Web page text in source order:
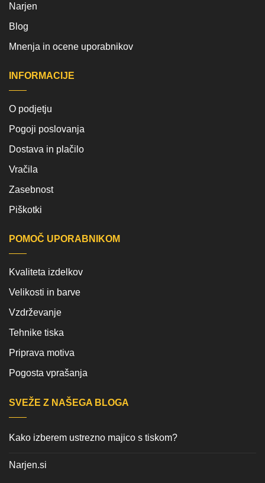
Narjen
Blog
Mnenja in ocene uporabnikov
INFORMACIJE
O podjetju
Pogoji poslovanja
Dostava in plačilo
Vračila
Zasebnost
Piškotki
POMOČ UPORABNIKOM
Kvaliteta izdelkov
Velikosti in barve
Vzdrževanje
Tehnike tiska
Priprava motiva
Pogosta vprašanja
SVEŽE Z NAŠEGA BLOGA
Kako izberem ustrezno majico s tiskom?
Narjen.si